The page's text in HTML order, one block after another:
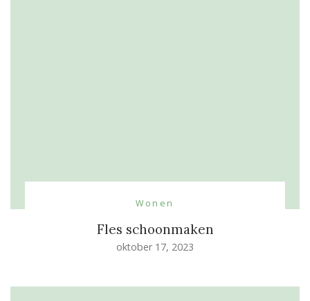
Wonen
Fles schoonmaken
oktober 17, 2023